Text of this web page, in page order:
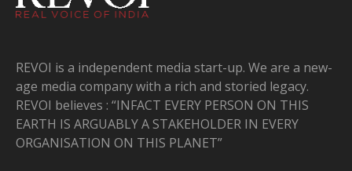
REVOI is a independent media start-up. We are a new-
age media company with a rich and storied legacy.
REVOI believes : “INFACT EVERY PERSON ON THIS
EARTH IS ARGUABLY A STAKEHOLDER IN EVERY
ORGANISATION ON THIS PLANET”